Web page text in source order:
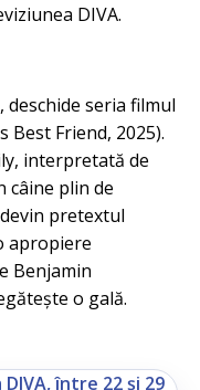
DIVA.
deschide seria filmul
Best Friend, 2025).
interpretată de
câine plin de
pretextul
apropiere
Benjamin
o gală.